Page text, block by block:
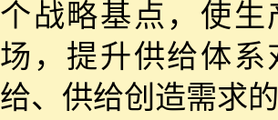
个战略基点，使
场，提升供给体
给、供给创造需求